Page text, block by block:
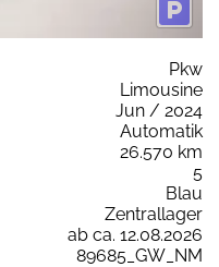
Pkw
Limousine
Jun / 2024
Automatik
26.570 km
5
Blau
Zentrallager
ab ca. 12.08.2026
89685_GW_NM